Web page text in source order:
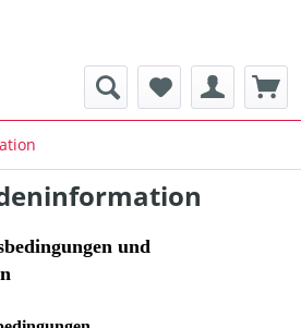
und